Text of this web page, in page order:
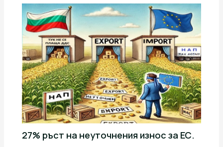
27% ръст на неуточнения износ за ЕС.